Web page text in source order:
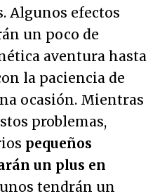
Algunos efectos
un poco de
aventura hasta
la paciencia de
ocasión. Mientras
problemas,
pequeños
un plus en
tendrán un